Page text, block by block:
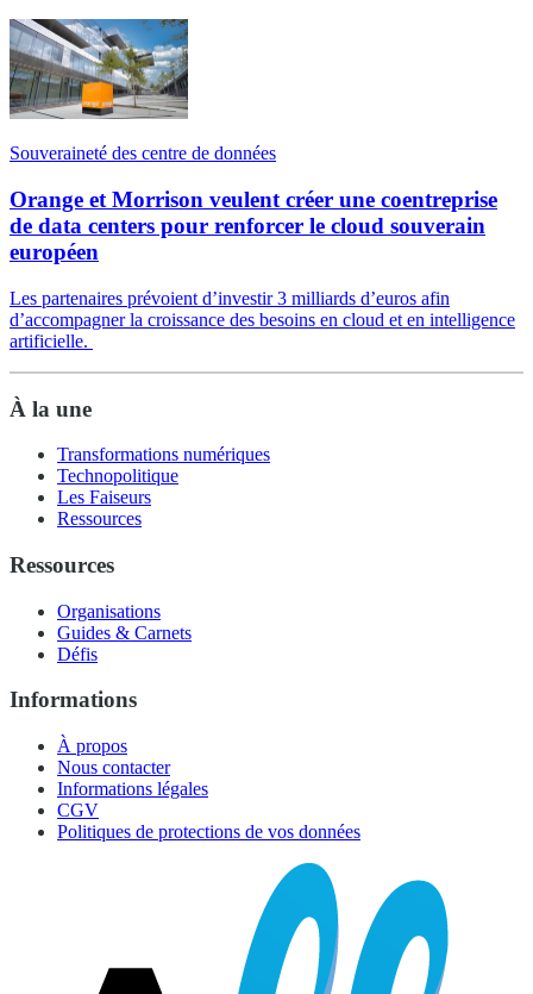
Souveraineté des centre de données
Orange et Morrison veulent créer une coentreprise
de data centers pour renforcer le cloud souverain
européen
Les partenaires prévoient d’investir 3 milliards d’euros afin
d’accompagner la croissance des besoins en cloud et en intelligence
artificielle.
À la une
Transformations numériques
Technopolitique
Les Faiseurs
Ressources
Ressources
Organisations
Guides & Carnets
Défis
Informations
À propos
Nous contacter
Informations légales
CGV
Politiques de protections de vos données